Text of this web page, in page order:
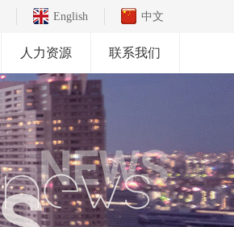
中文
English
人力资源 联系我们